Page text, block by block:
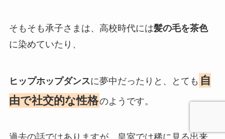
そもそも承子さまは、高校時代には髪の毛を茶色
に染めていたり、
ヒップホップダンスに夢中だったりと、とても 自
由で社交的な性格のようです。
過去の話ではありますが、皇室では稀に見る出来